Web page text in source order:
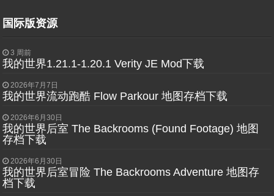
国际版资源
3 周前
我的世界1.21.1-1.20.1 Verity JE Mod下载
2026年7月7日
我的世界流动跑酷 Flow Parkour 地图存档下载
2026年6月30日
我的世界后室 The Backrooms (Found Footage) 地图
存档下载
2026年6月30日
我的世界后室冒险 The Backrooms Adventure 地图存
档下载